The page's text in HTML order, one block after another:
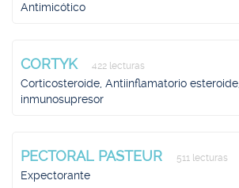
Antimicótico
CORTYK 422 lecturas
Corticosteroide, Antiinflamatorio esteroide,
inmunosupresor
PECTORAL PASTEUR 511 lecturas
Expectorante